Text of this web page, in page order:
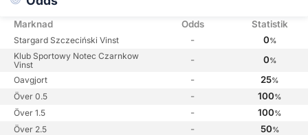
Marknad Odds Statistik
Stargard Szczeciński Vinst - 0%
Klub Sportowy Notec Czarnkow
Vinst
- 0%
Oavgjort - 25%
Över 0.5 - 100%
Över 1.5 - 100%
Över 2.5 - 50%